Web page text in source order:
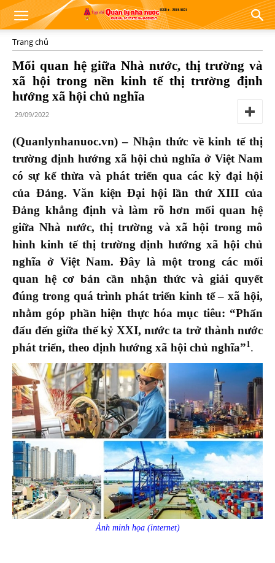
Trang chủ
Mối quan hệ giữa Nhà nước, thị trường và
xã hội trong nền kinh tế thị trường định
hướng xã hội chủ nghĩa
29/09/2022
(Quanlynhanuoc.vn) – Nhận thức về kinh tế thị
trường định hướng xã hội chủ nghĩa ở Việt Nam
có sự kế thừa và phát triển qua các kỳ đại hội
của Đảng. Văn kiện Đại hội lần thứ XIII của
Đảng khẳng định và làm rõ hơn mối quan hệ
giữa Nhà nước, thị trường và xã hội trong mô
hình kinh tế thị trường định hướng xã hội chủ
nghĩa ở Việt Nam. Đây là một trong các mối
quan hệ cơ bản cần nhận thức và giải quyết
đúng trong quá trình phát triển kinh tế – xã hội,
nhằm góp phần hiện thực hóa mục tiêu: “Phấn
đấu đến giữa thế kỷ XXI, nước ta trở thành nước
phát triển, theo định hướng xã hội chủ nghĩa”1.
Ảnh minh họa (internet)